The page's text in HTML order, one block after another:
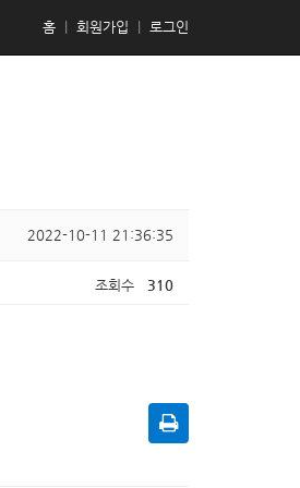
홈 회원가입 로그인
2022-10-11 21:36:35
조회수 310